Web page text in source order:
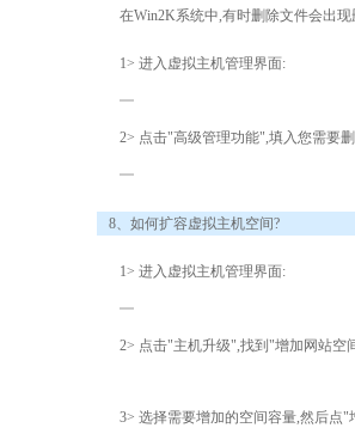
在Win2K系统中,有时删除文件会出
1> 进入虚拟主机管理界面:
2> 点击"高级管理功能",填入您需要
8、如何扩容虚拟主机空间?
1> 进入虚拟主机管理界面:
2> 点击"主机升级",找到"增加网站空
3> 选择需要增加的空间容量,然后点